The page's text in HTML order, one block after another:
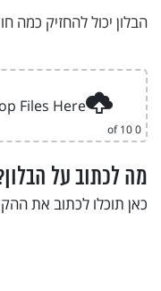
הבלון יכול להחזיק כמה
Files Here
0
מה לכתוב על
כאן תוכלו לכתוב את